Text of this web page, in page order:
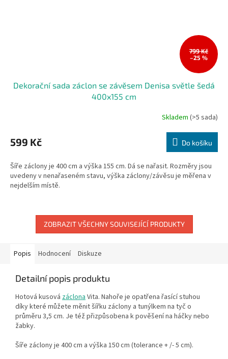
799 Kč
–25 %
Dekorační sada záclon se závěsem Denisa světle šedá
400x155 cm
Skladem (>5 sada)
599 Kč Do košíku
Šíře záclony je 400 cm a výška 155 cm. Dá se nařasit. Rozměry jsou
uvedeny v nenařaseném stavu, výška záclony/závěsu je měřena v
nejdelším místě.
ZOBRAZIT VŠECHNY SOUVISEJÍCÍ PRODUKTY
Popis Hodnocení Diskuze
Detailní popis produktu
Hotová kusová záclonaVita. Nahoře je opatřena řasící stuhou
díky které můžete měnit šířku záclony a tunýlkem na tyč o
průměru 3,5 cm. Je též přizpůsobena k pověšení na háčky nebo
žabky.
Šíře záclony je 400 cm a výška 150 cm (tolerance + /- 5 cm).